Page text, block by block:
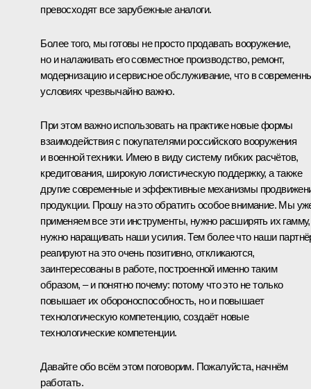
превосходят все зарубежные аналоги.
Более того, мы готовы не просто продавать вооружение,
но и налаживать его совместное производство, ремонт,
модернизацию и сервисное обслуживание, что в
условиях чрезвычайно важно.
При этом важно использовать на практике новые формы
взаимодействия с покупателями российского вооружения
и военной техники. Имею в виду систему гибких расчётов,
кредитования, широкую логистическую поддержку, а также
другие современные и эффективные механизмы
продукции. Прошу на это обратить особое внимание. Мы
применяем все эти инструменты, нужно расширять их гамму,
нужно наращивать наши усилия. Тем более что наши
реагируют на это очень позитивно, откликаются,
заинтересованы в работе, построенной именно таким
образом, – и понятно почему: потому что это не только
повышает их обороноспособность, но и повышает
технологическую компетенцию, создаёт новые
технологические компетенции.
Давайте обо всём этом поговорим. Пожалуйста, начнём
работать.